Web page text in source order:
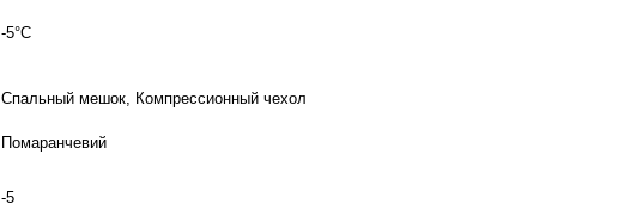
-5°C
Спальный мешок, Компрессионный чехол
Помаранчевий
-5